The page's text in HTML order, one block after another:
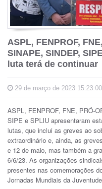
ASPL, FENPROF,
SINAPE, SINDEP,
luta terá de continuar
29 de março de 2023 15:23:00
ASPL, FENPROF, FNE, PRÓ-
SIPE e SPLIU apresentaram
lutas, que inclui as greves ao
extraordinário e, ainda, as
e 12 de maio, mas também a
6/6/23. As organizações
presentes nas comemorações
Jornadas Mundiais da